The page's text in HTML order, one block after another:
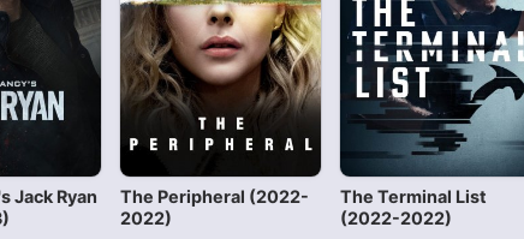
Jack Ryan
The Peripheral (2022-
2022)
The Terminal List
(2022-2022)